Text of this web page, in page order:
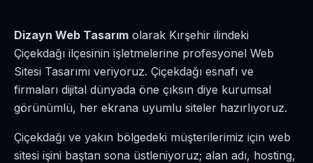
Dizayn Web Tasarım olarak Kırşehir ilindeki
Çiçekdağı ilçesinin işletmelerine profesyonel Web
Sitesi Tasarımı veriyoruz. Çiçekdağı esnafı ve
firmaları dijital dünyada öne çıksın diye kurumsal
görünümlü, her ekrana uyumlu siteler hazırlıyoruz.
Çiçekdağı ve yakın bölgedeki müşterilerimiz için web
sitesi işini baştan sona üstleniyoruz; alan adı, hosting,